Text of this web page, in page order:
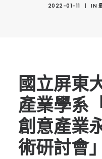
招生資訊
高中生專區
境外生專區 PROSPECTIVE
聯絡我們 CONTACT
2022-01-11 | IN
國立屏東
產業學系
創意產業
術研討會